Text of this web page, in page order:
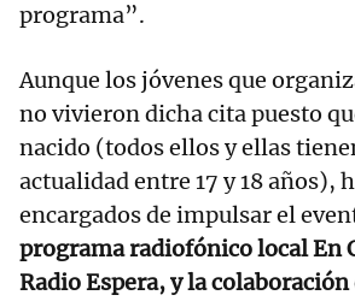
programa”.
Aunque los jóvenes que
no vivieron dicha cita puesto
nacido (todos ellos y ellas
actualidad entre 17 y 18 años),
encargados de impulsar el
programa radiofónico local En
Radio Espera, y la colaboración